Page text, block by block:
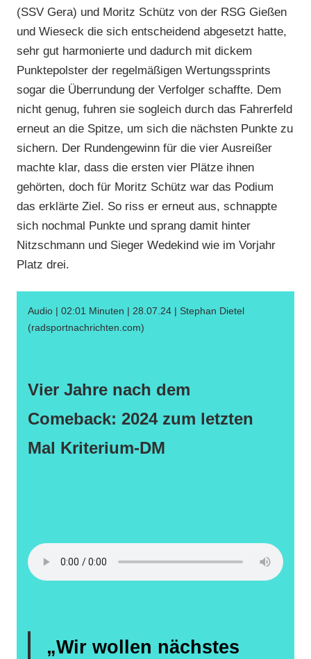
(SSV Gera) und Moritz Schütz von der RSG Gießen
und Wieseck die sich entscheidend abgesetzt hatte,
sehr gut harmonierte und dadurch mit dickem
Punktepolster der regelmäßigen Wertungssprints
sogar die Überrundung der Verfolger schaffte. Dem
nicht genug, fuhren sie sogleich durch das Fahrerfeld
erneut an die Spitze, um sich die nächsten Punkte zu
sichern. Der Rundengewinn für die vier Ausreißer
machte klar, dass die ersten vier Plätze ihnen
gehörten, doch für Moritz Schütz war das Podium
das erklärte Ziel. So riss er erneut aus, schnappte
sich nochmal Punkte und sprang damit hinter
Nitzschmann und Sieger Wedekind wie im Vorjahr
Platz drei.
Audio | 02:01 Minuten | 28.07.24 | Stephan Dietel
(radsportnachrichten.com)
Vier Jahre nach dem
Comeback: 2024 zum letzten
Mal Kriterium-DM
„Wir wollen nächstes